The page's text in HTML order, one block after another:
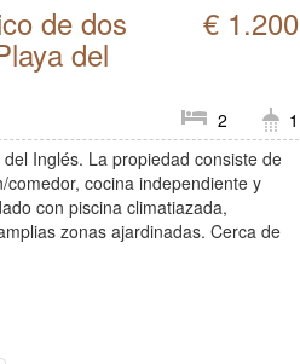
de dos
del
€ 1.200
2
1
Inglés. La propiedad consiste de
cocina independiente y
con piscina climatiazada,
zonas ajardinadas. Cerca de